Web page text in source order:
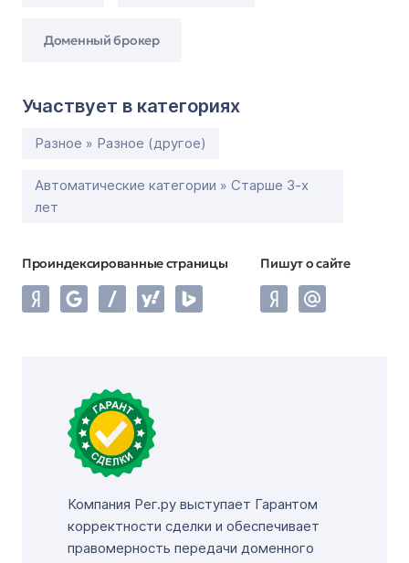
Доменный брокер
Участвует в категориях
Разное » Разное (другое)
Автоматические категории » Старше 3-х
лет
Проиндексированные страницы Пишут о сайте
Компания Рег.ру выступает Гарантом
корректности сделки и обеспечивает
правомерность передачи доменного